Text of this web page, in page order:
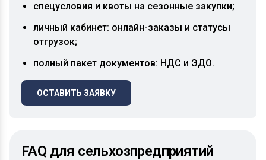
спецусловия и квоты на сезонные закупки;
личный кабинет: онлайн-заказы и статусы
отгрузок;
полный пакет документов: НДС и ЭДО.
ОСТАВИТЬ ЗАЯВКУ
FAQ для сельхозпредприятий